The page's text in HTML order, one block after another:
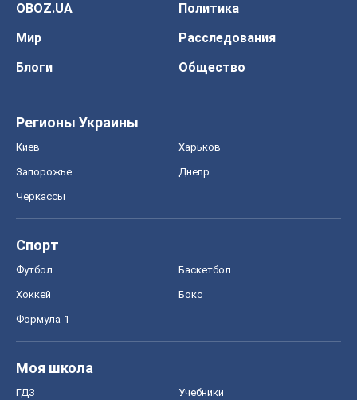
OBOZ.UA
Политика
Мир
Расследования
Блоги
Общество
Регионы Украины
Киев Харьков
Запорожье Днепр
Черкассы
Спорт
Футбол Баскетбол
Хоккей Бокс
Формула-1
Моя школа
ГДЗ Учебники